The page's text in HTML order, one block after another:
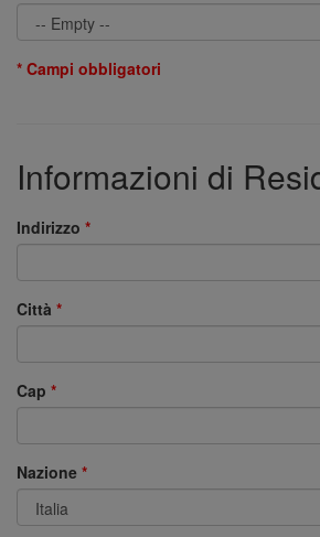
* Campi obbligatori
Informazioni di
Indirizzo
Città
Cap
Nazione